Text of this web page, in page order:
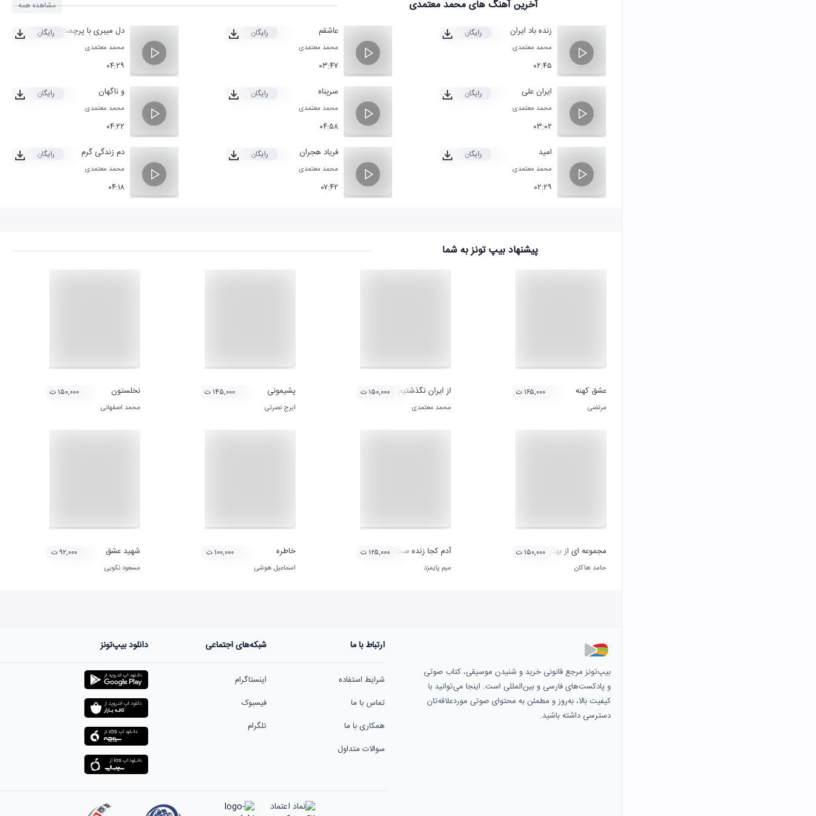
آخرین آهنگ های محمد معتمدی مشاهده همه
زنده باد ایران
محمد معتمدی
۰۲:۴۵
رایگان عاشقم
محمد معتمدی
۰۳:۴۷
رایگان دل میبری با پرچمت
محمد معتمدی
۰۴:۲۹
رایگان
ایران علی
محمد معتمدی
۰۳:۰۲
رایگان سرپناه
محمد معتمدی
۰۴:۵۸
رایگان و ناگهان
محمد معتمدی
۰۴:۲۲
رایگان
امید
محمد معتمدی
۰۲:۲۹
رایگان فریاد هجران
محمد معتمدی
۰۷:۴۲
رایگان دم زندگی گرم
محمد معتمدی
۰۴:۱۸
رایگان
پیشنهاد بیپ تونز به شما
عشق کهنه
مرتضی
۱۶۵,۰۰۰ ت از ایران نگذشتیم
محمد معتمدی
۱۵۰,۰۰۰ ت پشیمونی
ایرج نصرتی
۱۴۵,۰۰۰ ت نخلستون
محمد اصفهانی
۱۵۰,۰۰۰ ت
مجموعه ای از بهترین آثار حامد هاکان
حامد هاکان
۱۵۰,۰۰۰ ت آدم کجا زنده ست؟
میم پایمزد
۱۲۵,۰۰۰ ت خاطره
اسماعیل هوشی
۱۰۰,۰۰۰ ت شهید عشق
مسعود نکویی
۹۲,۰۰۰ ت
بیپ‌تونز مرجع قانونی خرید و شنیدن موسیقی، کتاب صوتی
و پادکست‌های فارسی و بین‌المللی است. اینجا می‌توانید با
کیفیت بالا، به‌روز و مطمئن به محتوای صوتی موردعلاقه‌تان
دسترسی داشته باشید.
ارتباط با ما
شرایط استفاده
تماس با ما
همکاری با ما
سوالات متداول
شبکه‌های اجتماعی
اینستاگرام
فیسبوک
تلگرام
دانلود بیپ‌تونز